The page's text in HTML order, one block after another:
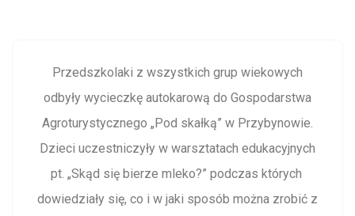
Przedszkolaki z wszystkich grup wiekowych
odbyły wycieczkę autokarową do Gospodarstwa
Agroturystycznego „Pod skałką” w Przybynowie.
Dzieci uczestniczyły w warsztatach edukacyjnych
pt. „Skąd się bierze mleko?” podczas których
dowiedziały się, co i w jaki sposób można zrobić z